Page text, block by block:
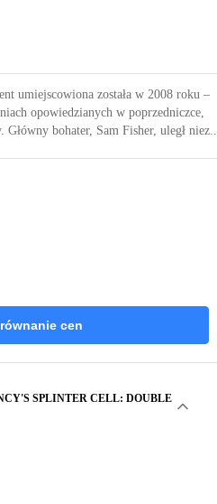
umiejscowiona została w 2008 roku –
opowiedzianych w poprzedniczce,
Główny bohater, Sam Fisher, uległ
cen
SPLINTER CELL: DOUBLE